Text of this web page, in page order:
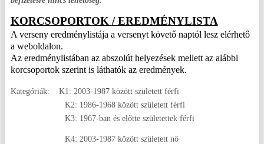
KORCSOPORTOK / EREDMÉNYLISTA
A verseny eredménylistája a versenyt követő naptól lesz elérhető
a weboldalon.
Az eredménylistában az abszolút helyezések mellett az alábbi
korcsoportok szerint is láthatók az eredmények.
Kategóriák: K1: 2003-1987 között született férfi
K2: 1986-1968 között született férfi
K3: 1967-ban és előtte születettek férfi
K4: 2003-1987 között született nő